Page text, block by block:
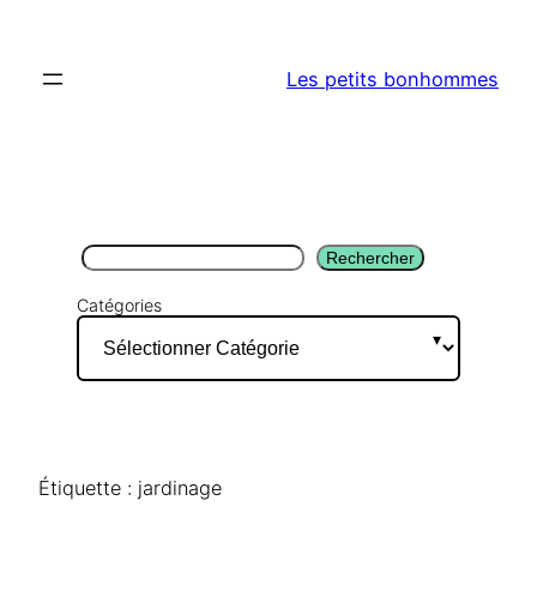
contenu
Les petits bonhommes
Rechercher Rechercher
Catégories
Étiquette : jardinage